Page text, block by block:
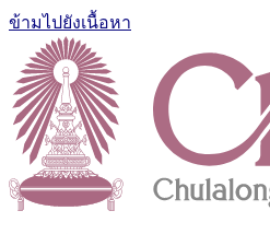
ข้ามไปยังเนื้อหา